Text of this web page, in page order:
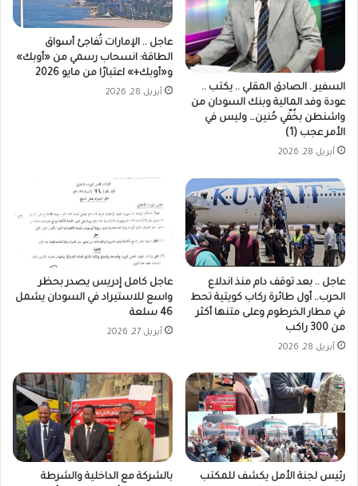
السفير . الصادق المقلي .. يكتب ..
عودة وفد المالية وبنك السودان من
واشنطن بخُفّي حُنين… وليس في
الأمر عجب (1)
أبريل 28, 2026
عاجل .. الإمارات تُفاجئ أسواق
الطاقة: انسحاب رسمي من «أوبك»
و«أوبك+» اعتبارًا من مايو 2026
أبريل 28, 2026
عاجل .. بعد توقف دام منذ اندلاع
الحرب.. أول طائرة ركاب كويتية تحط
في مطار الخرطوم وعلى متنها أكثر
من 300 راكب
أبريل 28, 2026
عاجل كامل إدريس يصدر بحظر
واسع للاستيراد في السودان يشمل
46 سلعة
أبريل 27, 2026
رئيس لجنة الأمل يكشف للمكتب
بالشركة مع الداخلية والشرطة